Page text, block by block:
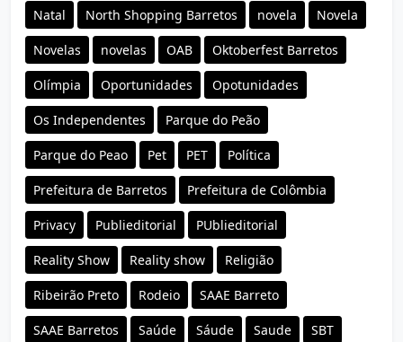
Natal North Shopping Barretos novela Novela
Novelas novelas OAB Oktoberfest Barretos
Olímpia Oportunidades Opotunidades
Os Independentes Parque do Peão
Parque do Peao Pet PET Política
Prefeitura de Barretos Prefeitura de Colômbia
Privacy Publieditorial PUblieditorial
Reality Show Reality show Religião
Ribeirão Preto Rodeio SAAE Barreto
SAAE Barretos Saúde Sáude Saude SBT